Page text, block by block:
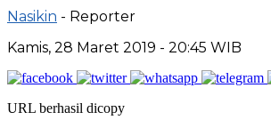
Nasikin - Reporter
Kamis, 28 Maret 2019 - 20:45 WIB
URL berhasil dicopy